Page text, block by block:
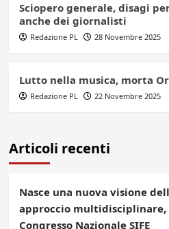
Sciopero generale, disagi
anche dei giornalisti
Redazione PL 28 Novembre 2025
Lutto nella musica, morta
Redazione PL 22 Novembre 2025
Articoli recenti
Nasce una nuova visione
approccio multidisciplinare,
Congresso Nazionale SIFE